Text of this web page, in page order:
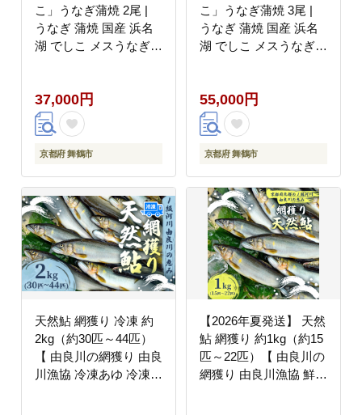
こ」うなぎ蒲焼 2尾 |
うなぎ 蒲焼 国産 浜名
湖 でしこ メスうなぎ
うなぎ 肉厚 ふっくら
冷凍 京都 舞鶴 老舗 専
門店 お取り寄せ グルメ
ギフト 贈答 人気
37,000円
京都府 舞鶴市
こ」うなぎ蒲焼 3尾 |
うなぎ 蒲焼 国産 浜名
湖 でしこ メスうなぎ
うなぎ 肉厚 ふっくら
冷凍 京都 舞鶴 老舗 専
門店 お取り寄せ グルメ
ギフト 贈答 人気
55,000円
京都府 舞鶴市
天然鮎 網獲り 冷凍 約
2kg（約30匹～44匹）
【 由良川の網獲り 由良
川漁協 冷凍あゆ 冷凍鮎
【2026年夏発送】 天然
鮎 網獲り 約1kg（約15
匹～22匹）【 由良川の
網獲り 由良川漁協 鮮魚